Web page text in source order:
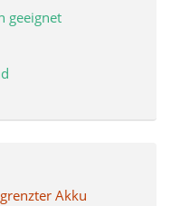
geeignet
Akku